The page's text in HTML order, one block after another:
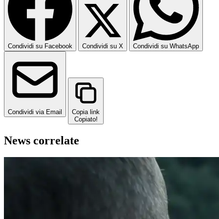
Condividi su Facebook Condividi su X Condividi su WhatsApp
Condividi via Email
Copia link
Copiato!
News correlate